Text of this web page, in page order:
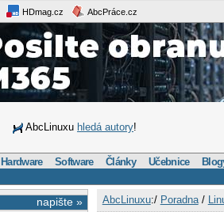
HDmag.cz AbcPráce.cz
AbcLinuxu hledá autory!
Hardware Software Články Učebnice
napište » AbcLinuxu:/ Poradna/